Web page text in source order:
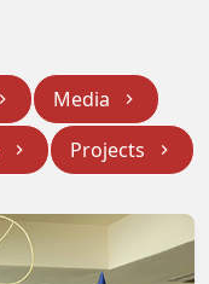
Media
Projects